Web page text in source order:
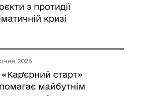
з протидії
кризі
2025
старт»
майбутнім